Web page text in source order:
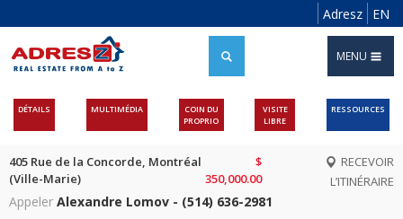
Adresz EN
MENU
DÉTAILS MULTIMÉDIA
COIN DU
PROPRIO
VISITE
LIBRE
RESSOURCES
405 Rue de la Concorde, Montréal
(Ville-Marie)
$
350,000.00
RECEVOIR
L’ITINÉRAIRE
Appeler Alexandre Lomov - (514) 636-2981